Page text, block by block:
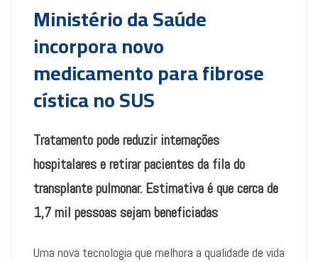
Ministério da Saúde
incorpora novo
medicamento para fibrose
cística no SUS
Tratamento pode reduzir internações
hospitalares e retirar pacientes da fila do
transplante pulmonar. Estimativa é que cerca de
1,7 mil pessoas sejam beneficiadas
Uma nova tecnologia que melhora a qualidade de vida